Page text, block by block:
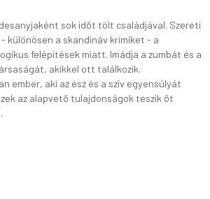
sok időt tölt családjával. Szereti
különösen a skandináv krimiket - a
felépítések miatt. Imádja a zumbát és a
akikkel ott találkozik.
ember, aki az ész és a szív egyensúlyát
az alapvető tulajdonságok teszik őt